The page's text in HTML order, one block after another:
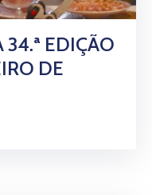
34.ª EDIÇÃO
DE